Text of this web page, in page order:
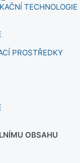
TECHNOLOGIE
PROSTŘEDKY
OBSAHU